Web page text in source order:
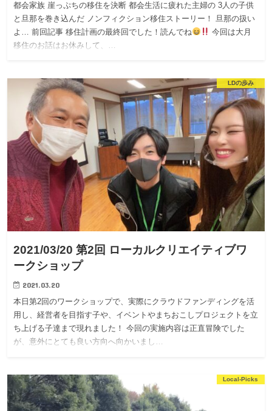
都会家族 崖っぷちの移住を決断 都会生活に疲れた主婦の 3人の子供
と旦那を巻き込んだ ノンフィクション移住ストーリー！ 旦那の扱い
よ… 前回記事 移住計画の最終回でした！読んでね
今回は大月
移住のお話はお休みして、…
LDの歩み
2021/03/20 第2回 ローカルクリエイティブワ
ークショップ
2021.03.20
本日第2回のワークショップで、実際にクラウドファンディングを活
用し、経営者を目指す子や、イベントやまちおこしプロジェクトを立
ち上げる子達まで現れました！ 今回の実施内容は正直冒険でした
が、意外にとても良い方向へ向かいまし…
Local-Picks